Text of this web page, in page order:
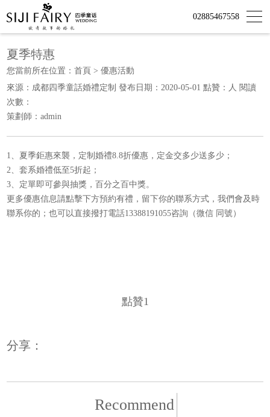
02885467558
夏季特惠
您當前所在位置：首頁 >優惠活動
來源：成都四季童話婚禮定制 發布日期：2020-05-01 點贊： 人 閱讀
次數：
策劃師：admin
1、 夏季鉅惠來襲，定制婚禮8.8折優惠，定金交多少送多少；
2、套系婚禮低至5折起；
3、定單即可參與抽獎，百分之百中獎。
更多優惠信息請點擊下方預約有禮，留下你的聯系方式，我們會及時
聯系你的；也可以直接撥打電話13388191055咨詢（微信 同號）
點贊1
分享：